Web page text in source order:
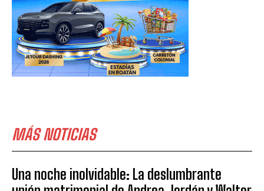
MÁS NOTICIAS
Una noche inolvidable: La deslumbrante